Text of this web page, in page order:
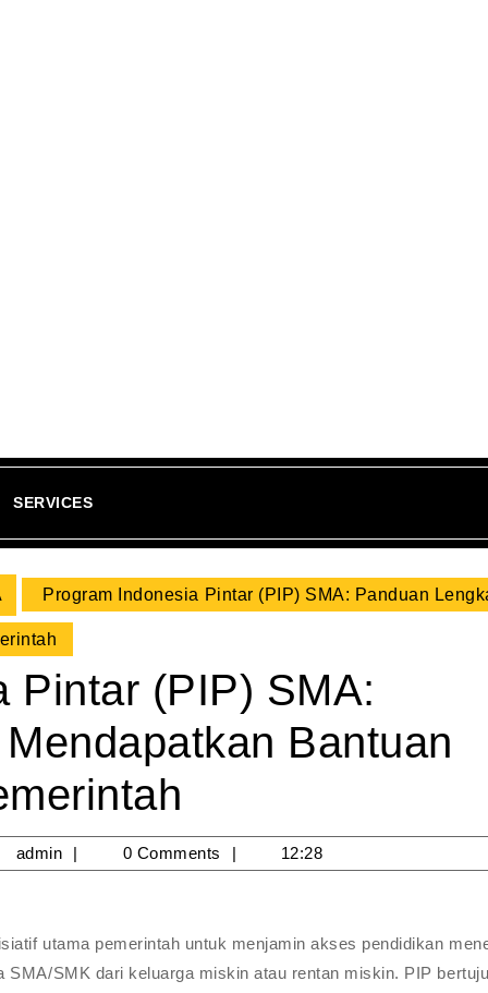
SERVICES
Program Indonesia Pintar (PIP) SMA: Panduan
Pintar (PIP) SMA:
Bantuan
2025
admin admin0 Comments 12:28
utama pemerintah untuk menjamin akses pendidikan
SMK dari keluarga miskin atau rentan miskin. PIP